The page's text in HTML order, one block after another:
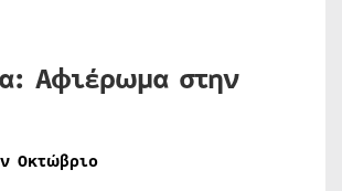
Αφιέρωμα στην
Οκτώβριο